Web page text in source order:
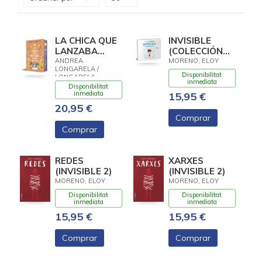
LA CHICA QUE
LANZABA
VERSOS AL
AIRE
ANDREA
LONGARELA /
LONGARELA,
ANDREA
Disponibilitat
inmediata
20,95 €
Comprar
INVISIBLE
(COLECCIÓN
CUENTOS
PARA CONTAR
ENTRE DOS)
MORENO, ELOY
Disponibilitat
inmediata
15,95 €
Comprar
REDES
(INVISIBLE 2)
MORENO, ELOY
Disponibilitat
inmediata
15,95 €
Comprar
XARXES
(INVISIBLE 2)
MORENO, ELOY
Disponibilitat
inmediata
15,95 €
Comprar